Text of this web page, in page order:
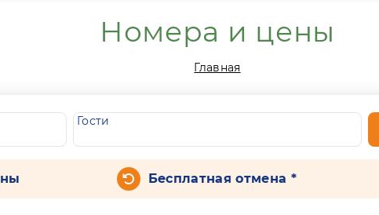
Номера и цены
Главная
Гости
Бесплатная отмена *